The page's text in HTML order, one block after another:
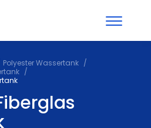
Polyester Wassertank